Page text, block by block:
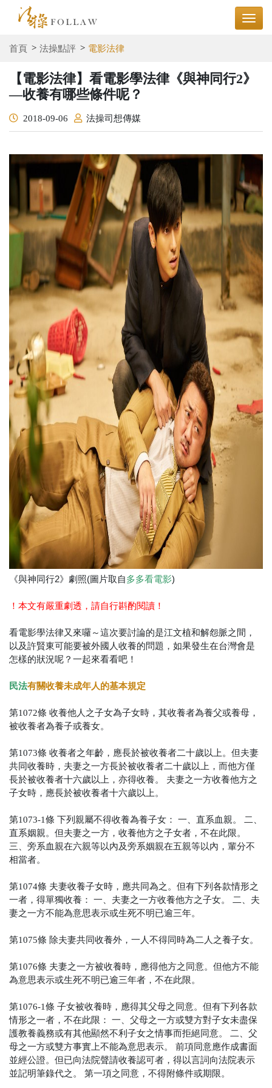
首頁 法操點評 電影法律
【電影法律】看電影學法律《與神同行2》
—收養有哪些條件呢？
2018-09-06 法操司想傳媒
《與神同行2》劇照(圖片取自多多看電影)
！本文有嚴重劇透，請自行斟酌閱讀！
看電影學法律又來囉～這次要討論的是江文植和解怨脈之間，
以及許賢東可能要被外國人收養的問題，如果發生在台灣會是
怎樣的狀況呢？一起來看看吧！
民法有關收養未成年人的基本規定
第1072條 收養他人之子女為子女時，其收養者為養父或養母，
被收養者為養子或養女。
第1073條 收養者之年齡，應長於被收養者二十歲以上。但夫妻
共同收養時，夫妻之一方長於被收養者二十歲以上，而他方僅
長於被收養者十六歲以上，亦得收養。 夫妻之一方收養他方之
子女時，應長於被收養者十六歲以上。
第1073-1條 下列親屬不得收養為養子女： 一、直系血親。
二、
直系姻親。但夫妻之一方，收養他方之子女者，不在此限。
三、旁系血親在六親等以內及旁系姻親在五親等以內，輩分不
相當者。
第1074條 夫妻收養子女時，應共同為之。但有下列各款情形之
一者，得單獨收養： 一、夫妻之一方收養他方之子女。
二、夫
妻之一方不能為意思表示或生死不明已逾三年。
第1075條 除夫妻共同收養外，一人不得同時為二人之養子女。
第1076條 夫妻之一方被收養時，應得他方之同意。但他方不能
為意思表示或生死不明已逾三年者，不在此限。
第1076-1條 子女被收養時，應得其父母之同意。但有下列各款
情形之一者，不在此限： 一、父母之一方或雙方對子女未盡保
護教養義務或有其他顯然不利子女之情事而拒絕同意。
二、父
母之一方或雙方事實上不能為意思表示。 前項同意應作成書面
並經公證。但已向法院聲請收養認可者，得以言詞向法院表示
並記明筆錄代之。 第一項之同意，不得附條件或期限。